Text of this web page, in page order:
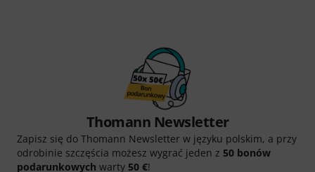
Thomann Newsletter
Zapisz się do Thomann Newsletter w języku polskim, a przy
odrobinie szczęścia możesz wygrać jeden z 50 bonów
podarunkowych warty 50 €!